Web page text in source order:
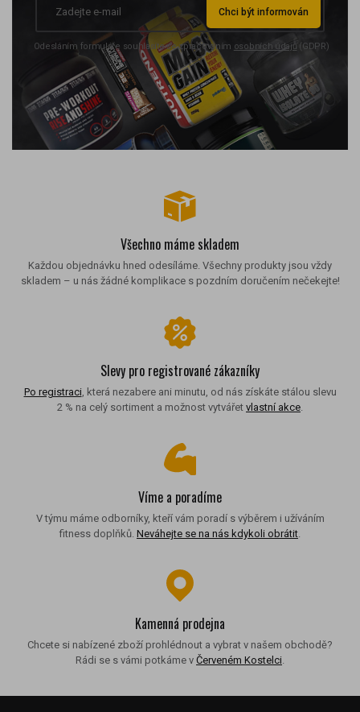
Chci být informován
Odesláním formuláře souhlasíte se zpracováním osobních údajů (GDPR)
Všechno máme skladem
Každou objednávku hned odesíláme. Všechny produkty jsou vždy
skladem – u nás žádné komplikace s pozdním doručením nečekejte!
Slevy pro registrované zákazníky
Po registraci , která nezabere ani minutu, od nás získáte stálou slevu
2 % na celý sortiment a možnost vytvářet vlastní akce
Víme a poradíme
V týmu máme odborníky, kteří vám poradí s výběrem i užíváním
fitness doplňků. Neváhejte se na nás kdykoli obrátit
Kamenná prodejna
Chcete si nabízené zboží prohlédnout a vybrat v našem obchodě?
Rádi se s vámi potkáme v Červeném Kostelci